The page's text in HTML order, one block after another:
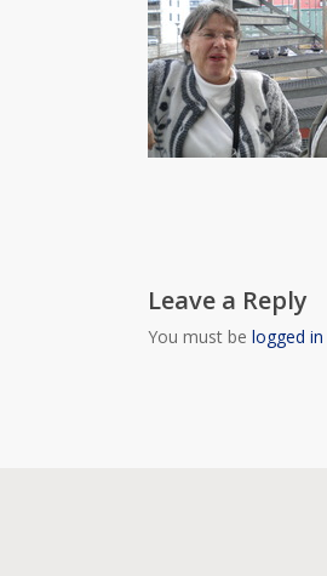
Leave a Reply
You must be logged in